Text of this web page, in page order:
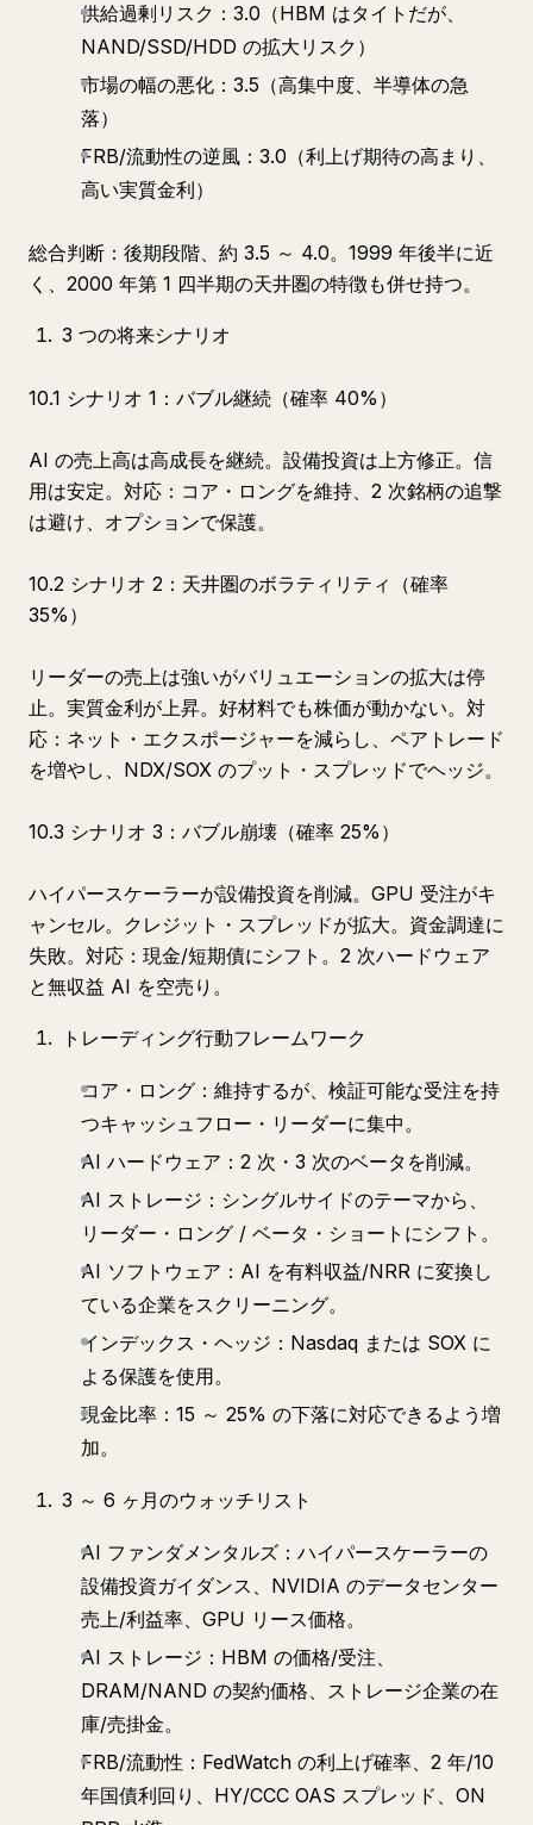
供給過剰リスク：3.0（HBM はタイトだが、
NAND/SSD/HDD の拡大リスク）
市場の幅の悪化：3.5（高集中度、半導体の急
落）
FRB/流動性の逆風：3.0（利上げ期待の高まり、
高い実質金利）
総合判断：後期段階、約 3.5 ～ 4.0。1999 年後半に近
く、2000 年第 1 四半期の天井圏の特徴も併せ持つ。
3 つの将来シナリオ
10.1 シナリオ 1：バブル継続（確率 40%）
AI の売上高は高成長を継続。設備投資は上方修正。信
用は安定。対応：コア・ロングを維持、2 次銘柄の追撃
は避け、オプションで保護。
10.2 シナリオ 2：天井圏のボラティリティ（確率
35%）
リーダーの売上は強いがバリュエーションの拡大は停
止。実質金利が上昇。好材料でも株価が動かない。対
応：ネット・エクスポージャーを減らし、ペアトレード
を増やし、NDX/SOX のプット・スプレッドでヘッジ。
10.3 シナリオ 3：バブル崩壊（確率 25%）
ハイパースケーラーが設備投資を削減。GPU 受注がキ
ャンセル。クレジット・スプレッドが拡大。資金調達に
失敗。対応：現金/短期債にシフト。2 次ハードウェア
と無収益 AI を空売り。
トレーディング行動フレームワーク
コア・ロング：維持するが、検証可能な受注を持
つキャッシュフロー・リーダーに集中。
AI ハードウェア：2 次・3 次のベータを削減。
AI ストレージ：シングルサイドのテーマから、
リーダー・ロング / ベータ・ショートにシフト。
AI ソフトウェア：AI を有料収益/NRR に変換し
ている企業をスクリーニング。
インデックス・ヘッジ：Nasdaq または SOX に
よる保護を使用。
現金比率：15 ～ 25% の下落に対応できるよう増
加。
3 ～ 6 ヶ月のウォッチリスト
AI ファンダメンタルズ：ハイパースケーラーの
設備投資ガイダンス、NVIDIA のデータセンター
売上/利益率、GPU リース価格。
AI ストレージ：HBM の価格/受注、
DRAM/NAND の契約価格、ストレージ企業の在
庫/売掛金。
FRB/流動性：FedWatch の利上げ確率、2 年/10
年国債利回り、HY/CCC OAS スプレッド、ON